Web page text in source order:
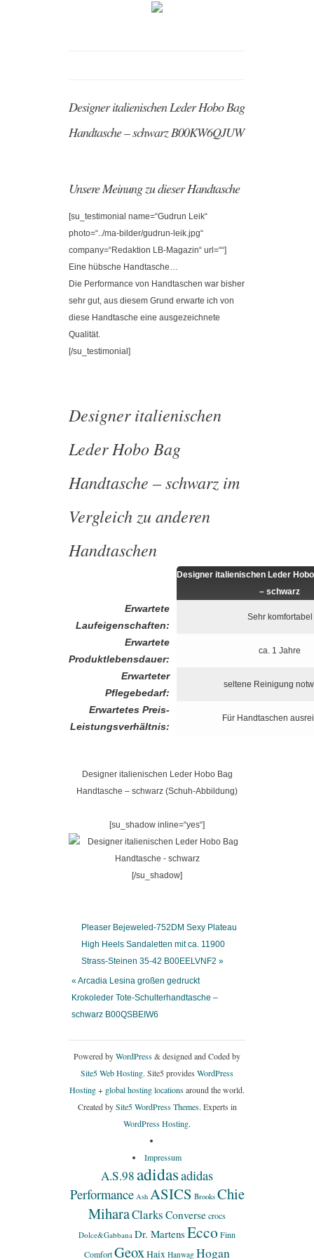
Designer italienischen Leder Hobo Bag
Handtasche – schwarz B00KW6QJUW
Unsere Meinung zu dieser Handtasche
[su_testimonial name=“Gudrun Leik“
photo=“../ma-bilder/gudrun-leik.jpg“
company=“Redaktion LB-Magazin“ url=““]
Eine hübsche Handtasche…
Die Performance von Handtaschen war bisher
sehr gut, aus diesem Grund erwarte ich von
diese Handtasche eine ausgezeichnete
Qualität.
[/su_testimonial]
Designer italienischen
Leder Hobo Bag
Handtasche – schwarz im
Vergleich zu anderen
Handtaschen
Designer italienischen Leder
– schwarz
Erwartete
Laufeigenschaften:
Sehr komfortabel
Erwartete
Produktlebensdauer:
ca. 1 Jahre
Erwarteter
Pflegebedarf:
seltene Reinigung
Erwartetes Preis-
Leistungsverhältnis:
Für Handtaschen
Designer italienischen Leder Hobo Bag
Handtasche – schwarz (Schuh-Abbildung)
[su_shadow inline=“yes“]
[/su_shadow]
Pleaser Bejeweled-752DM Sexy Plateau
High Heels Sandaletten mit ca. 11900
Strass-Steinen 35-42 B00EELVNF2 »
« Arcadia Lesina großen gedruckt
Krokoleder Tote-Schulterhandtasche –
schwarz B00QSBEIW6
Powered byWordPress& designed and Coded by
Site5 Web Hosting. Site5 provides WordPress
Hosting+ global hosting locationsaround the world.
Created bySite5 WordPress Themes. Experts in
WordPress Hosting.
Impressum
A.S.98adidasadidas
Performance Ash ASICS Brooks Chie
MiharaClarks Conversecrocs
Dolce&Gabbana Dr. MartensEccoFinn
ComfortGeoxHaix Hanwag Hogan